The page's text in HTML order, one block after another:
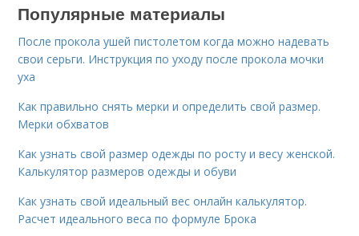
Популярные материалы
После прокола ушей пистолетом когда можно надевать
свои серьги. Инструкция по уходу после прокола мочки
уха
Как правильно снять мерки и определить свой размер.
Мерки обхватов
Как узнать свой размер одежды по росту и весу женской.
Калькулятор размеров одежды и обуви
Как узнать свой идеальный вес онлайн калькулятор.
Расчет идеального веса по формуле Брока